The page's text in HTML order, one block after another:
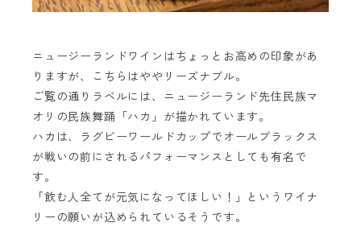
ニュージーランドワインはちょっとお高めの印象があ
りますが、こちらはややリーズナブル。
ご覧の通りラベルには、ニュージーランド先住民族マ
オリの民族舞踊「ハカ」が描かれています。
ハカは、ラグビーワールドカップでオールブラックス
が戦いの前にされるパフォーマンスとしても有名で
す。
「飲む人全てが元気になってほしい！」というワイナ
リーの願いが込められているそうです。